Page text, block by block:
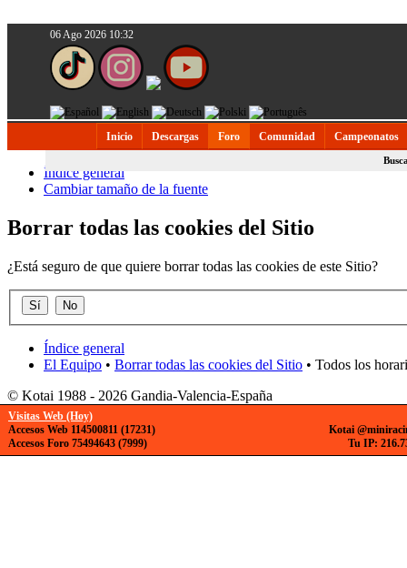
06 Ago 2026 10:32
Inicio Descargas Foro Comunidad Campeonatos
Índice general
Cambiar tamaño de la fuente
Borrar todas las cookies del Sitio
¿Está seguro de que quiere borrar todas las cookies de este Sitio?
Índice general
El Equipo • Borrar todas las cookies del Sitio • Todos los
© Kotai 1988 - 2026 Gandia-Valencia-España
Visitas Web (Hoy)
Accesos Web 114500811 (17231)
Accesos Foro 75494643 (7999)
Kotai
Tu IP: